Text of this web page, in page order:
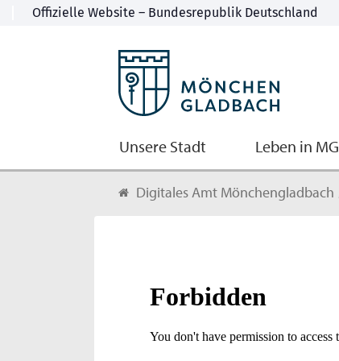
Unsere Stadt Leben in MG
Digitales Amt Mönchengladbach